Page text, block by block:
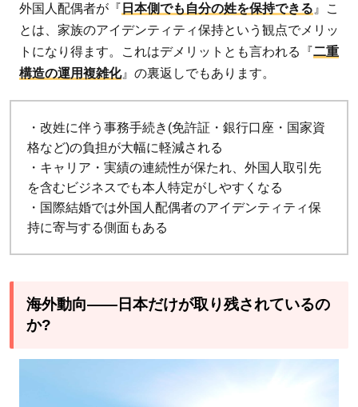
は4
回の
勧告
6
選択
的夫
婦別
姓・
国際
結婚
に関
支援
先
7
外国人配偶者が『 日本側でも自分の姓を保持できる 』こ
とは、家族のアイデンティティ保持という観点でメリッ
トになり得ます。これはデメリットとも言われる『二重
構造の運用複雑化』の裏返しでもあります。
・改姓に伴う事務手続き(免許証・銀行口座・国家資
格など)の負担が大幅に軽減される
・キャリア・実績の連続性が保たれ、外国人取引先
を含むビジネスでも本人特定がしやすくなる
・国際結婚では外国人配偶者のアイデンティティ保
持に寄与する側面もある
海外動向——日本だけが取り残されているの
か?